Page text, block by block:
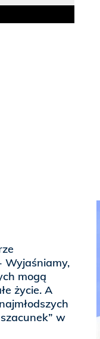
Wyjaśniamy,
mogą
życie. A
w